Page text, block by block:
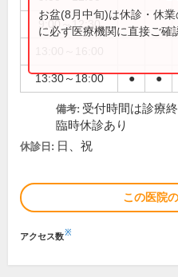
9:00～12:30
13:30～18:00 ● ●
お盆(8月中旬)は休診・休
に必ず医療機関に直接ご確
備考: 受付時間は診療
臨時休診あり
休診日: 日、祝
この医院
アクセス数※